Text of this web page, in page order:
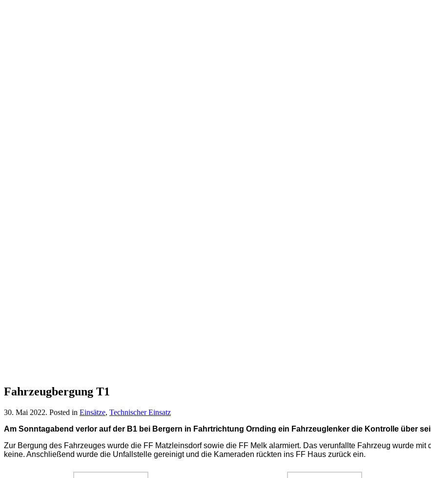
Fahrzeugbergung T1
30. Mai 2022. Posted in Einsätze, Technischer Einsatz
Am Sonntagabend verlor auf der B1 bei Bergern in Fahrtrichtung Ornding ein Fahrzeuglenker die Kontrolle über
Zur Bergung des Fahrzeuges wurde die FF Matzleinsdorf sowie die FF Melk alarmiert. Das verunfallte Fahrzeug wurde
keine. Anschließend wurde die Unfallstelle gereinigt und die Kameraden rückten ins FF Haus zurück ein.